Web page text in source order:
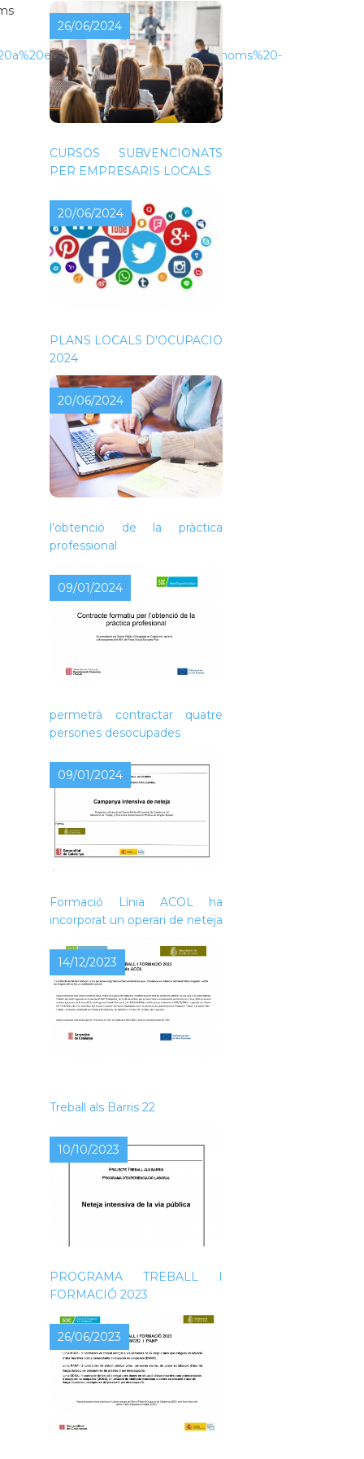
26/06/2024
20/06/2024
CURSOS SUBVENCIONATS
PER EMPRESARIS LOCALS
20/06/2024
PLANS LOCALS D'OCUPACIÓ
2024
09/01/2024
l’obtenció de la pràctica
professional
09/01/2024
L’Ajuntament de Piera ha
permetrà contractar quatre
persones desocupades
14/12/2023
L’Ajuntament de Piera, dins de
Formació Línia ACOL ha
incorporat un operari de neteja
10/10/2023
Treball als Barris 22
26/06/2023
PROGRAMA TREBALL I
FORMACIÓ 2023